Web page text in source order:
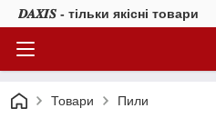
𝑫𝑨𝑿𝑰𝑺 - тільки якісні товари
Товари Пили